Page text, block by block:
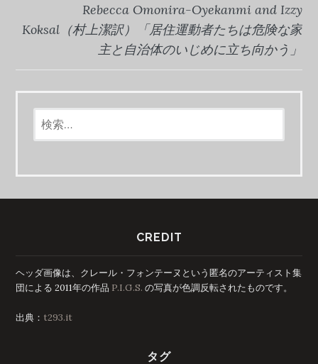
ビ
ー
ン
Rebecca Omonira-Oyekanmi and Izzy
Koksal（村上潔訳）「居住運動者たちは危険な家
主と自治体のいじめに立ち向かう」
索:
CREDIT
ヘッダ画像は、クレール・フォンテーヌという匿名のアーティスト集
団による 2011年の作品 P.I.G.S. の写真が色調反転されたものです。
出典： t293.it
タグ